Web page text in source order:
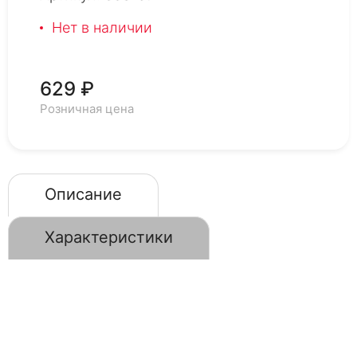
Нет в наличии
629 ₽
Розничная цена
Описание
Характеристики